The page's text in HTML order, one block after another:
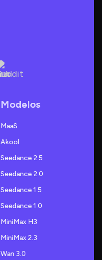
Modelos
MaaS
Akool
Seedance 2.5
Seedance 2.0
Seedance 1.5
Seedance 1.0
MiniMax H3
MiniMax 2.3
Wan 3.0